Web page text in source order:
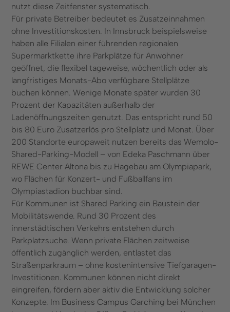
nutzt diese Zeitfenster systematisch.
Für private Betreiber bedeutet es Zusatzeinnahmen
ohne Investitionskosten. In Innsbruck beispielsweise
haben alle Filialen einer führenden regionalen
Supermarktkette ihre Parkplätze für Anwohner
geöffnet, die flexibel tageweise, wöchentlich oder als
langfristiges Monats-Abo verfügbare Stellplätze
buchen können. Wenige Monate später wurden 30
Prozent der Kapazitäten außerhalb der
Ladenöffnungszeiten genutzt. Das entspricht rund 50
bis 80 Euro Zusatzerlös pro Stellplatz und Monat. Über
200 Standorte europaweit nutzen bereits das Wemolo-
Shared-Parking-Modell – von Edeka Paschmann über
REWE Center Altona bis zu Hagebau am Olympiapark,
wo Flächen für Konzert- und Fußballfans im
Olympiastadion buchbar sind.
Für Kommunen ist Shared Parking ein Baustein der
Mobilitätswende. Rund 30 Prozent des
innerstädtischen Verkehrs entstehen durch
Parkplatzsuche. Wenn private Flächen zeitweise
öffentlich zugänglich werden, entlastet das
Straßenparkraum – ohne kostenintensive Tiefgaragen-
Investitionen. Kommunen können nicht direkt
eingreifen, fördern aber aktiv die Entwicklung solcher
Konzepte. Im Business Campus Garching bei München